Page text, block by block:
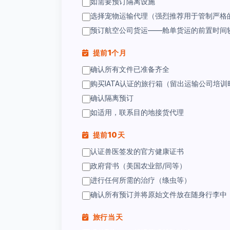
选择宠物运输代理（强烈推荐用于管制严格
预订航空公司货运——舱单货运的前置时间
提前1个月
确认所有文件已准备齐全
购买IATA认证的旅行箱（留出运输公司培训
确认隔离预订
如适用，联系目的地接货代理
提前10天
认证兽医签发的官方健康证书
政府背书（美国农业部/同等）
进行任何所需的治疗（绦虫等）
确认所有预订并将原始文件放在随身行李中
旅行当天